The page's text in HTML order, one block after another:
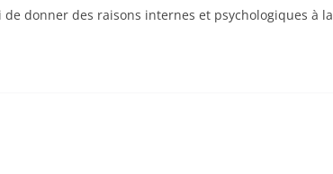
de donner des raisons internes et psychologiques à la